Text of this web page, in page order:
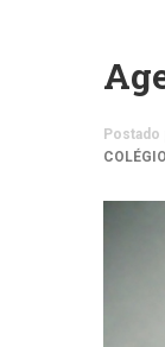
Postado